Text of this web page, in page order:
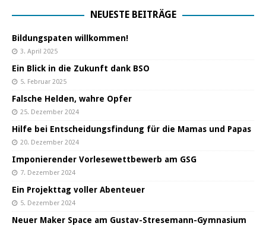
NEUESTE BEITRÄGE
Bildungspaten willkommen!
3. April 2025
Ein Blick in die Zukunft dank BSO
5. Februar 2025
Falsche Helden, wahre Opfer
25. Dezember 2024
Hilfe bei Entscheidungsfindung für die Mamas und Papas
20. Dezember 2024
Imponierender Vorlesewettbewerb am GSG
7. Dezember 2024
Ein Projekttag voller Abenteuer
5. Dezember 2024
Neuer Maker Space am Gustav-Stresemann-Gymnasium